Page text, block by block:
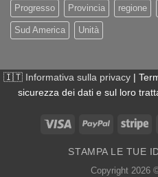
Progresso Provincia regione
Sud America Unità
🇮🇹 Informativa sulla privacy |
sicurezza dei dati e sul loro
STAMPA LE TUE
Copyright 2026